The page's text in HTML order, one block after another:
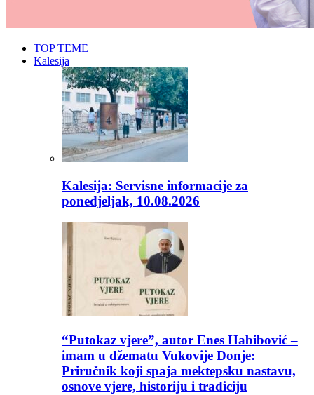
TOP TEME
Kalesija
Kalesija: Servisne informacije za
ponedjeljak, 10.08.2026
“Putokaz vjere”, autor Enes Habibović –
imam u džematu Vukovije Donje:
Priručnik koji spaja mektepsku nastavu,
osnove vjere, historiju i tradiciju